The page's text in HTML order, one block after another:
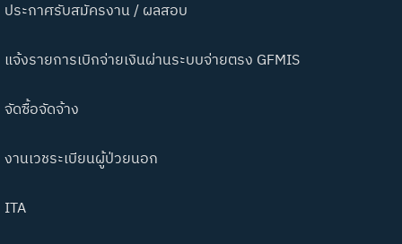
ประกาศรับสมัครงาน / ผลสอบ
แจ้งรายการเบิกจ่ายเงินผ่านระบบจ่ายตรง GFMIS
จัดซื้อจัดจ้าง
งานเวชระเบียนผู้ป่วยนอก
ITA